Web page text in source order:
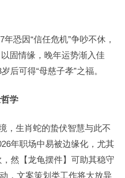
恐因“信任危机”争吵不休，
固情缘，晚年运势渐入佳
后可得“母慈子孝”之福。
学
，生肖蛇的蛰伏智慧与此不
年职场中易被边缘化，尤其
然【龙龟摆件】可助其稳守
，文案策划类工作将大放异